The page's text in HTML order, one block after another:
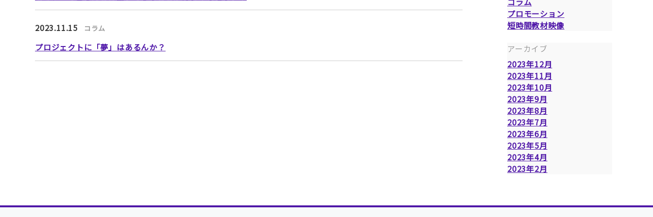
2023.11.15 コラム
プロジェクトに「夢」はあるんか？
プロモーション
短時間教材映像
アーカイブ
2023年12月
2023年11月
2023年10月
2023年9月
2023年8月
2023年7月
2023年6月
2023年5月
2023年4月
2023年2月